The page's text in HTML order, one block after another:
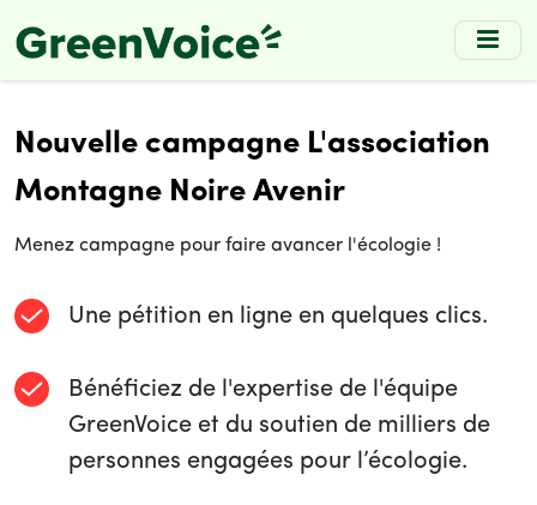
to
Nouvelle campagne L'association
Montagne Noire Avenir
Menez campagne pour faire avancer l'écologie !
Une pétition en ligne en quelques clics.
Bénéficiez de l'expertise de l'équipe
GreenVoice et du soutien de milliers de
personnes engagées pour l’écologie.